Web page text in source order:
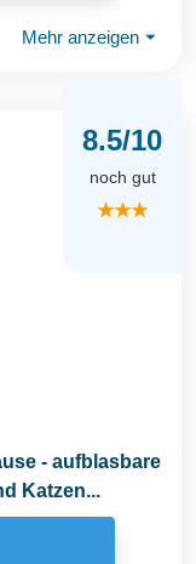
Mehr anzeigen ⏷
8.5/10
noch gut
★★★
- aufblasbare
Katzen...